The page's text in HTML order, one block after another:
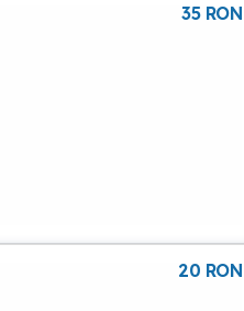
35 RON
20 RON